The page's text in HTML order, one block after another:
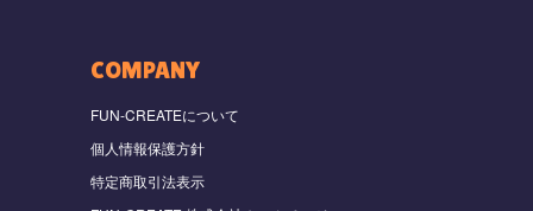
COMPANY
FUN-CREATEについて
個人情報保護方針
特定商取引法表示